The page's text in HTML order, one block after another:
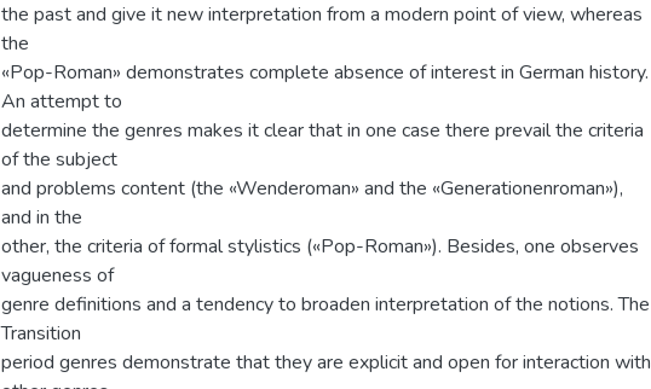
the past and give it new interpretation from a modern point of view, whereas
the
«Pop-Roman» demonstrates complete absence of interest in German history.
An attempt to
determine the genres makes it clear that in one case there prevail the criteria
of the subject
and problems content (the «Wenderoman» and the «Generationenroman»),
and in the
other, the criteria of formal stylistics («Pop-Roman»). Besides, one observes
vagueness of
genre definitions and a tendency to broaden interpretation of the notions. The
Transition
period genres demonstrate that they are explicit and open for interaction with